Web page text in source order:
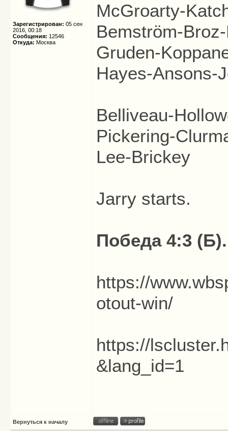
Зарегистрирован: 05 сен
2016, 00:18
Сообщения: 12546
Откуда: Москва
McGroarty-
Bemström-
Gruden-
Hayes-Ansons-
Belliveau-
Pickering-
Lee-Brickey
Jarry starts.
Победа 4:3 (Б).
https://
otout-win/
https://
&lang_id=1
Вернуться к началу